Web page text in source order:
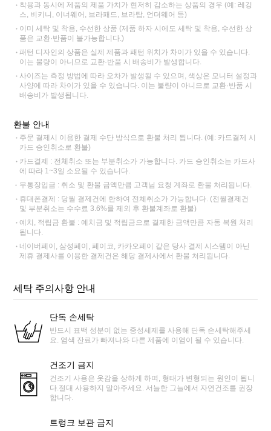
착용과 동시에 제품의 제품 가치가 현저히 감소하는 상품의 경우 (예: 레깅
스, 비키니, 이너웨어, 브라패드, 브라탑, 언더웨어 등)
이미 세탁 및 착용, 수선한 상품 (제품 하자 시에도 세탁 및 착용, 수선한 상
품은 교환·반품이 불가능합니다.)
패턴 디자인의 상품은 실제 제품과 패턴 위치가 차이가 있을 수 있습니다.
이는 불량이 아니므로 교환·반품 시 배송비가 발생합니다.
사이즈는 측정 방법에 따라 오차가 발생될 수 있으며, 색상은 모니터 설정과
사양에 따라 차이가 있을 수 있습니다. 이는 불량이 아니므로 교환·반품 시
배송비가 발생됩니다.
환불 안내
주문 결제시 이용한 결제 수단 방식으로 환불 처리 됩니다. (예: 카드결제 시
카드 승인취소로 환불)
카드결제 : 전체취소 또는 부분취소가 가능합니다. 카드 승인취소는 카드사
에 따라 1~3일 소요될 수 있습니다.
무통장입금 : 취소 및 환불 금액만큼 고객님 요청 계좌로 환불 처리됩니다.
휴대폰결제 : 당월 결제건에 한하여 전체취소가 가능합니다. (전월결제건
및 부분취소는 수수료 3.6%를 제외 후 환불계좌로 환불)
예치, 적립금 환불 : 예치금 및 적립금으로 결제한 금액만큼 자동 복원 처리
됩니다.
네이버페이, 삼성페이, 페이코, 카카오페이 같은 당사 결제 시스템이 아닌
제휴 결제사를 이용한 결제건은 해당 결제사에서 환불 처리됩니다.
세탁 주의사항 안내
단독 손세탁
반드시 표백 성분이 없는 중성세제를 사용해 단독 손세탁해주세
요. 염색 잔료가 빠져나와 다른 제품에 이염이 될 수 있습니다.
건조기 금지
건조기 사용은 옷감을 상하게 하며, 형태가 변형되는 원인이 됩니
다.절대 사용하지 말아주세요. 서늘한 그늘에서 자연건조를 권장
합니다.
트렁크 보관 금지